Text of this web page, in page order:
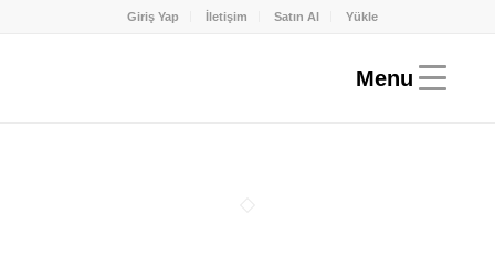
Giriş Yap İletişim Satın Al Yükle